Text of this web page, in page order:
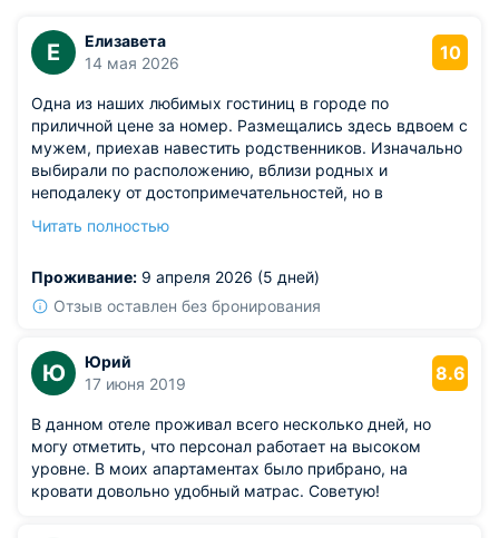
Е
Елизавета
14 мая 2026
10
Одна из наших любимых гостиниц в городе по
приличной цене за номер. Размещались здесь вдвоем с
мужем, приехав навестить родственников. Изначально
выбирали по расположению, вблизи родных и
неподалеку от достопримечательностей, но в
теперь мы каждый раз здесь останавливаемся. Номер
Читать полностью
Проживание: 9 апреля 2026 (5 дней)
Отзыв оставлен без бронирования
Ю
Юрий
17 июня 2019
8.6
В данном отеле проживал всего несколько дней, но
могу отметить, что персонал работает на высоком
уровне. В моих апартаментах было прибрано, на
кровати довольно удобный матрас. Советую!